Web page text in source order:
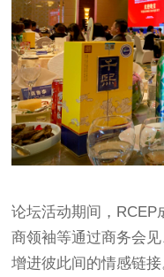
论坛活动期间，RCEP
商领袖等通过商务会
增进彼此间的情感链接